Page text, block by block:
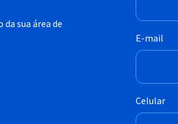
sua área de
E-mail
Celular